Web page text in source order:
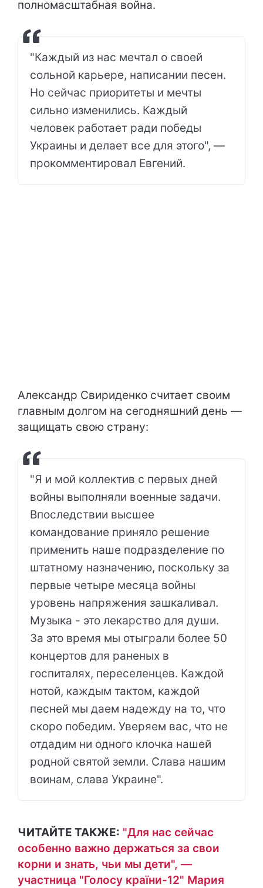
полномасштабная война.
"Каждый из нас мечтал о своей
сольной карьере, написании песен.
Но сейчас приоритеты и мечты
сильно изменились. Каждый
человек работает ради победы
Украины и делает все для этого", —
прокомментировал Евгений.
Александр Свириденко считает своим
главным долгом на сегодняшний день —
защищать свою страну:
"Я и мой коллектив с первых дней
войны выполняли военные задачи.
Впоследствии высшее
командование приняло решение
применить наше подразделение по
штатному назначению, поскольку за
первые четыре месяца войны
уровень напряжения зашкаливал.
Музыка - это лекарство для души.
За это время мы отыграли более 50
концертов для раненых в
госпиталях, переселенцев. Каждой
нотой, каждым тактом, каждой
песней мы даем надежду на то, что
скоро победим. Уверяем вас, что не
отдадим ни одного клочка нашей
родной святой земли. Слава нашим
воинам, слава Украине".
ЧИТАЙТЕ ТАКЖЕ: "Для нас сейчас
особенно важно держаться за свои
корни и знать, чьи мы дети", —
участница "Голосу країни-12" Мария